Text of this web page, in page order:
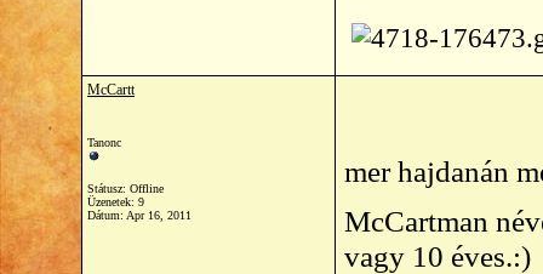
McCartt
Tanonc
Státusz: Offline
Üzenetek: 9
Dátum: Apr 16, 2011
mer hajdanán
McCartman
vagy 10 éves.:)